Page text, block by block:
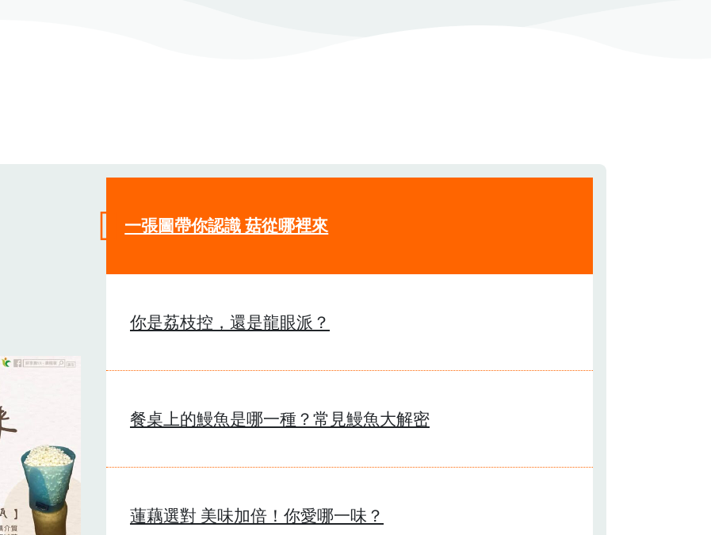
一張圖帶你認識 菇從哪裡來
你是荔枝控，還是龍眼派？
餐桌上的鰻魚是哪一種？常見鰻魚大解密
蓮藕選對 美味加倍！你愛哪一味？